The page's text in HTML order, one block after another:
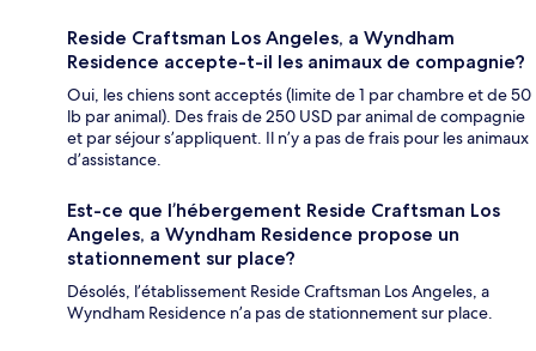
Reside Craftsman Los Angeles, a Wyndham
Residence accepte-t-il les animaux de compagnie?
Oui, les chiens sont acceptés (limite de 1 par chambre et de 50
lb par animal). Des frais de 250 USD par animal de compagnie
et par séjour s’appliquent. Il n’y a pas de frais pour les animaux
d’assistance.
Est-ce que l’hébergement Reside Craftsman Los
Angeles, a Wyndham Residence propose un
stationnement sur place?
Désolés, l’établissement Reside Craftsman Los Angeles, a
Wyndham Residence n’a pas de stationnement sur place.